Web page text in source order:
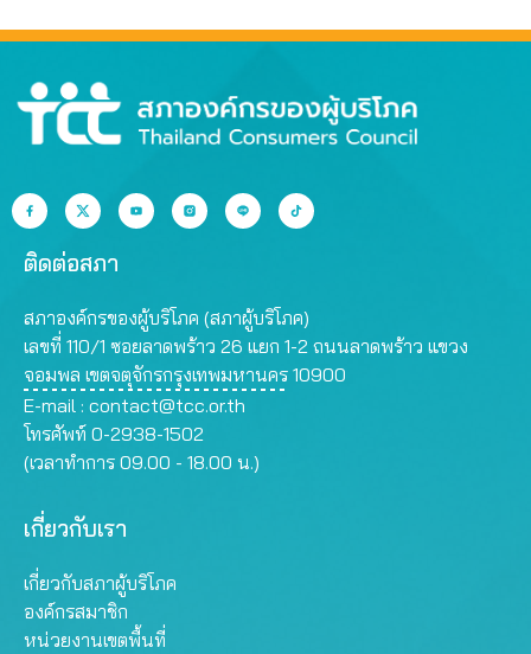
ติดต่อสภา
สภาองค์กรของผู้บริโภค (สภาผู้บริโภค)
เลขที่ 110/1 ซอยลาดพร้าว 26 แยก 1-2 ถนนลาดพร้าว แขวง
จอมพล เขตจตุจักรกรุงเทพมหานคร 10900
E-mail : contact@tcc.or.th
โทรศัพท์ 0-2938-1502
(เวลาทำการ 09.00 - 18.00 น.)
เกี่ยวกับเรา
เกี่ยวกับสภาผู้บริโภค
องค์กรสมาชิก
หน่วยงานเขตพื้นที่